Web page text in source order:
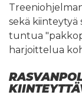
sekä kiinteytyä
tuntua
harjoittelua